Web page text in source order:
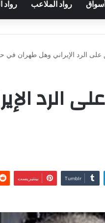
رواد الملاعب رواد
على الرد الإيراني وهل طهران في
الرد
بينتيريست